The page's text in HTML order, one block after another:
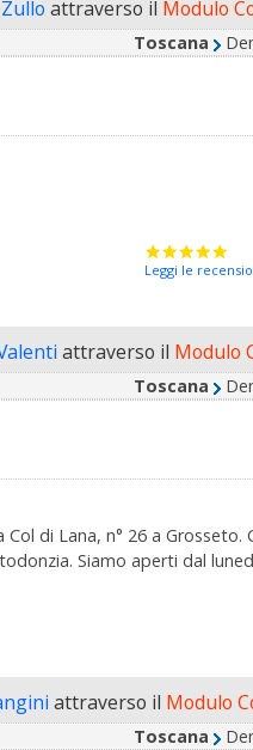
attraverso il Modulo
Toscana
Leggi le
attraverso il Modulo
Toscana
di Lana, n° 26 a Grosseto.
Siamo aperti dal
attraverso il Modulo
Toscana